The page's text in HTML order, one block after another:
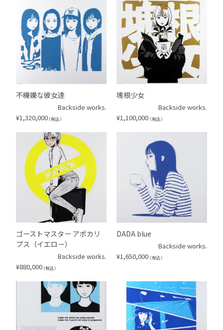
不機嫌な彼女達
Backside works.
¥1,320,000 （税込）
塊根少女
Backside works.
¥1,100,000 （税込）
ゴーストマスター アポカリ
プス（イエロー）
Backside works.
¥880,000 （税込）
DADA blue
Backside works.
¥1,650,000 （税込）